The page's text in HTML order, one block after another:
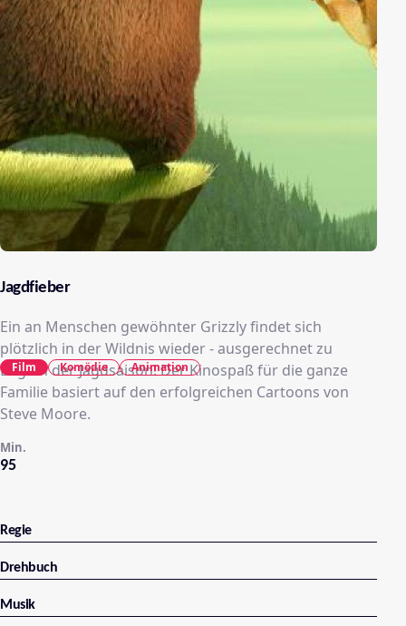
Jagdfieber
Ein an Menschen gewöhnter Grizzly findet sich
plötzlich in der Wildnis wieder - ausgerechnet zu
Beginn der Jagdsaison! Der Kinospaß für die ganze
Familie basiert auf den erfolgreichen Cartoons von
Steve Moore.
95
Min.
Film Komödie Animation
Regie
Drehbuch
Musik